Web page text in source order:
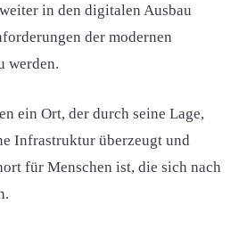
in den digitalen Ausbau
der modernen
werden.
ein Ort, der durch seine Lage,
Infrastruktur überzeugt und
für Menschen ist, die sich nach